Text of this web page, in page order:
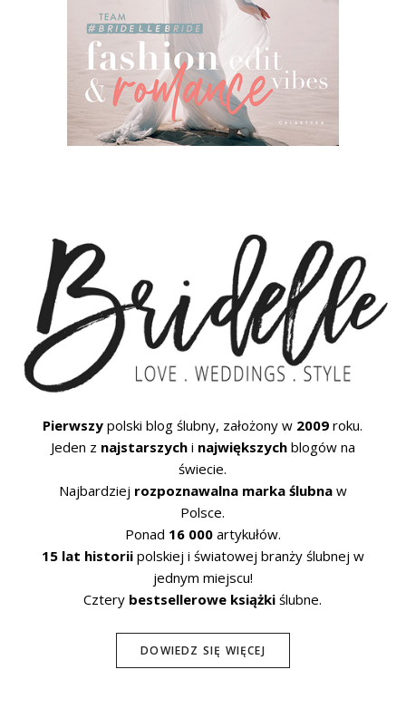
Pierwszy polski blog ślubny, założony w 2009 roku.
Jeden z najstarszychi największychblogów na
świecie.
Najbardziej rozpoznawalna marka ślubnaw
Polsce.
Ponad 16 000artykułów.
15 lat historiipolskiej i światowej branży ślubnej w
jednym miejscu!
Cztery bestsellerowe książki ślubne.
DOWIEDZ SIĘ WIĘCEJ